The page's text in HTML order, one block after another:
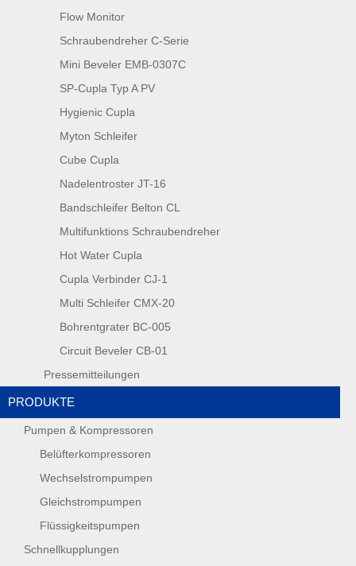
Flow Monitor
Schraubendreher C-Serie
Mini Beveler EMB-0307C
SP-Cupla Typ A PV
Hygienic Cupla
Myton Schleifer
Cube Cupla
Nadelentroster JT-16
Bandschleifer Belton CL
Multifunktions Schraubendreher
Hot Water Cupla
Cupla Verbinder CJ-1
Multi Schleifer CMX-20
Bohrentgrater BC-005
Circuit Beveler CB-01
Pressemitteilungen
PRODUKTE
Pumpen & Kompressoren
Belüfterkompressoren
Wechselstrompumpen
Gleichstrompumpen
Flüssigkeitspumpen
Schnellkupplungen